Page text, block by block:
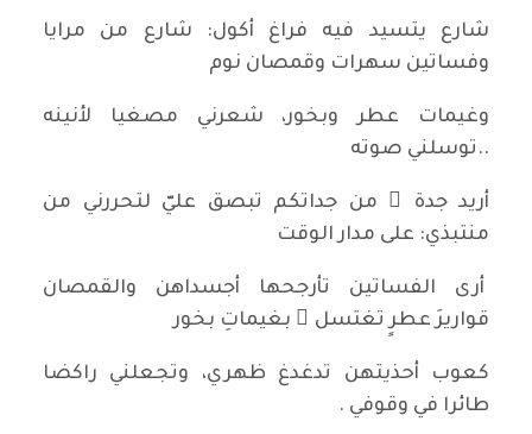
شارع يتسيد فيه فراغ أكول: شارع من مرايا
وفساتين سهرات وقمصان نوم
وغيمات عطر وبخور، شعرني مصغيا لأنينه
..توسلني صوته
أريد جدة ً من جداتكم تبصق عليّ لتحررني من
منتبذي: على مدار الوقت
أرى الفساتين تأرجحها أجسداهن والقمصان
قواريرَ عطرٍ تغتسل ُ بغيماتِ بخور
كعوب أحذيتهن تدغدغ ظهري، وتجعلني راكضا
طائرا في وقوفي .